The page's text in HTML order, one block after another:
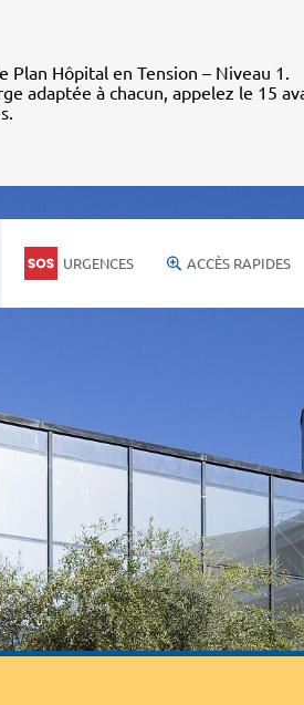
Plan Hôpital en Tension – Niveau 1.
adaptée à chacun, appelez le 15
URGENCES ACCÈS RAPIDES